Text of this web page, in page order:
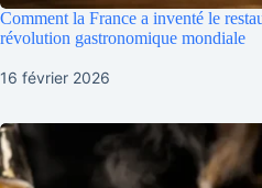
Comment la France a inventé le
révolution gastronomique mondiale
16 février 2026